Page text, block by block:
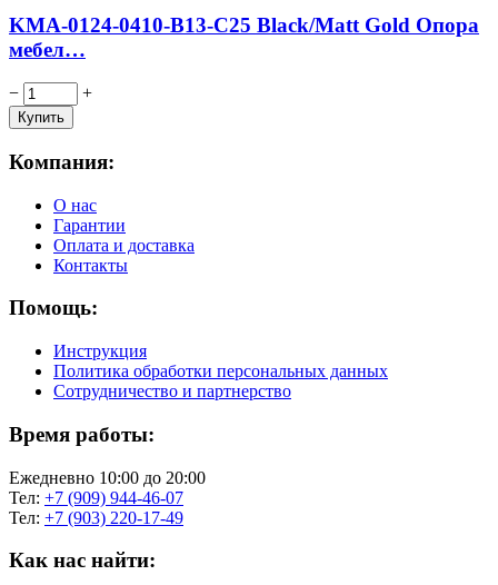
KMA-0124-0410-B13-C25 Black/Matt Gold Опора
мебел…
− +
Компания:
О нас
Гарантии
Оплата и доставка
Контакты
Помощь:
Инструкция
Политика обработки персональных данных
Сотрудничество и партнерство
Время работы:
Ежедневно 10:00 до 20:00
Тел: +7 (909) 944-46-07
Тел: +7 (903) 220-17-49
Как нас найти: